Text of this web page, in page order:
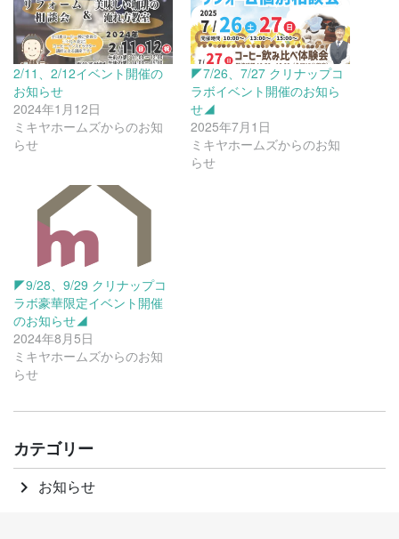
2/11、2/12イベント開催の
お知らせ
2024年1月12日
ミキヤホームズからのお知
らせ
◤7/26、7/27 クリナップコ
ラボイベント開催のお知ら
せ◢
2025年7月1日
ミキヤホームズからのお知
らせ
◤9/28、9/29 クリナップコ
ラボ豪華限定イベント開催
のお知らせ◢
2024年8月5日
ミキヤホームズからのお知
らせ
カテゴリー
keyboard_arrow_right お知らせ